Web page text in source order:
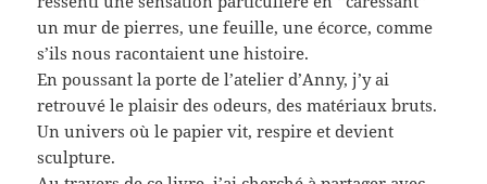
un mur de pierres, une feuille, une écorce, comme
s’ils nous racontaient une histoire.
En poussant la porte de l’atelier d’Anny, j’y ai
retrouvé le plaisir des odeurs, des matériaux bruts.
Un univers où le papier vit, respire et devient
sculpture.